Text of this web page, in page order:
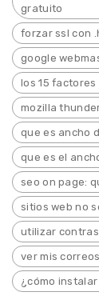
gratuito
forzar ssl con
google
los 15
mozilla
que es ancho
que es el
seo on page:
sitios web no
utilizar
ver mis
¿cómo